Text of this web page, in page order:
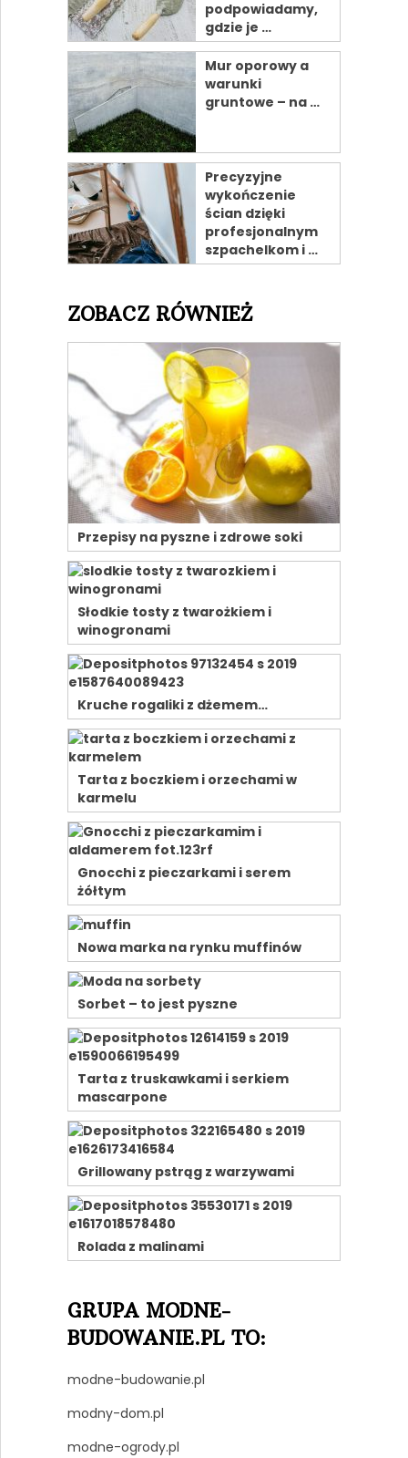
podpowiadamy,
gdzie je …
Mur oporowy a
warunki
gruntowe – na …
Precyzyjne
wykończenie
ścian dzięki
profesjonalnym
szpachelkom i …
ZOBACZ RÓWNIEŻ
Przepisy na pyszne i zdrowe soki
Słodkie tosty z twarożkiem i
winogronami
Kruche rogaliki z dżemem…
Tarta z boczkiem i orzechami w
karmelu
Gnocchi z pieczarkami i serem
żółtym
Nowa marka na rynku muffinów
Sorbet – to jest pyszne
Tarta z truskawkami i serkiem
mascarpone
Grillowany pstrąg z warzywami
Rolada z malinami
GRUPA MODNE-
BUDOWANIE.PL TO:
modne-budowanie.pl
modny-dom.pl
modne-ogrody.pl